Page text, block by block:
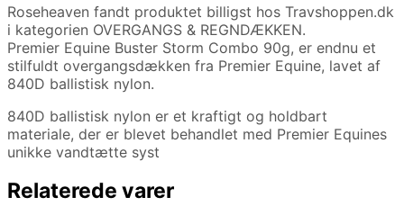
Roseheaven fandt produktet billigst hos Travshoppen.dk
i kategorien OVERGANGS & REGNDÆKKEN.
Premier Equine Buster Storm Combo 90g, er endnu et
stilfuldt overgangsdækken fra Premier Equine, lavet af
840D ballistisk nylon.
840D ballistisk nylon er et kraftigt og holdbart
materiale, der er blevet behandlet med Premier Equines
unikke vandtætte syst
Relaterede varer